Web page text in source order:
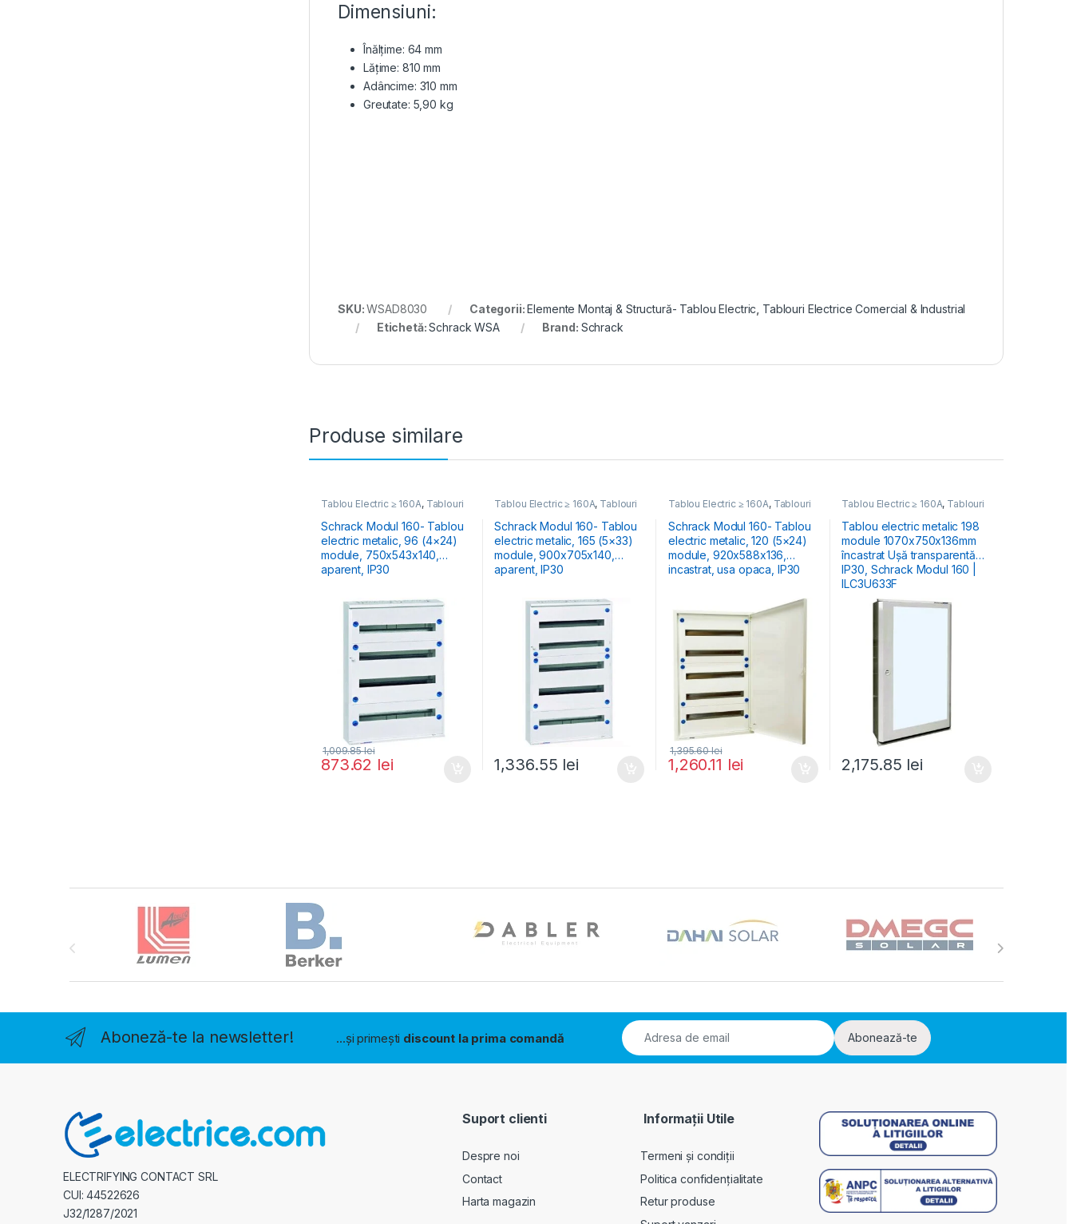
Dimensiuni:
Înălțime: 64 mm
Lățime: 810 mm
Adâncime: 310 mm
Greutate: 5,90 kg
SKU:WSAD8030 Categorii:Elemente Montaj & Structură- Tablou Electric, Tablouri Electrice Comercial & Industrial
Etichetă:Schrack WSA Brand: Schrack
Produse similare
Tablou Electric ≥ 160A, Tablouri
Schrack Modul 160- Tablou
electric metalic, 96 (4×24)
module, 750x543x140,
aparent, IP30
873.62 lei
1,009.85lei
Tablou Electric ≥ 160A, Tablouri
Schrack Modul 160- Tablou
electric metalic, 165 (5×33)
module, 900x705x140,
aparent, IP30
1,336.55 lei
Tablou Electric ≥ 160A, Tablouri
Schrack Modul 160- Tablou
electric metalic, 120 (5×24)
module, 920x588x136,
incastrat, usa opaca, IP30
1,260.11 lei
1,395.60lei
Tablou Electric ≥ 160A, Tablouri
Tablou electric metalic 198
module 1070x750x136mm
încastrat Ușă transparentă
IP30, Schrack Modul 160 |
ILC3U633F
2,175.85 lei
Brands Carousel
Aboneză-te la newsletter! ...și primești discount la prima comandă Abonează-te
ELECTRIFYING CONTACT SRL
CUI: 44522626
J32/1287/2021
Suport clienti
Despre noi
Contact
Harta magazin
Informații Utile
Termeni și condiții
Politica confidențialitate
Retur produse